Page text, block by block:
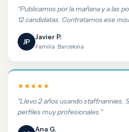
"Publicamos por la mañana y a las
12 candidatas. Contratamos ese
JP
Javier P.
Familia · Barcelona
★★★★★
"Llevo 2 años usando staffnannies.
perfiles muy profesionales."
Ana G.